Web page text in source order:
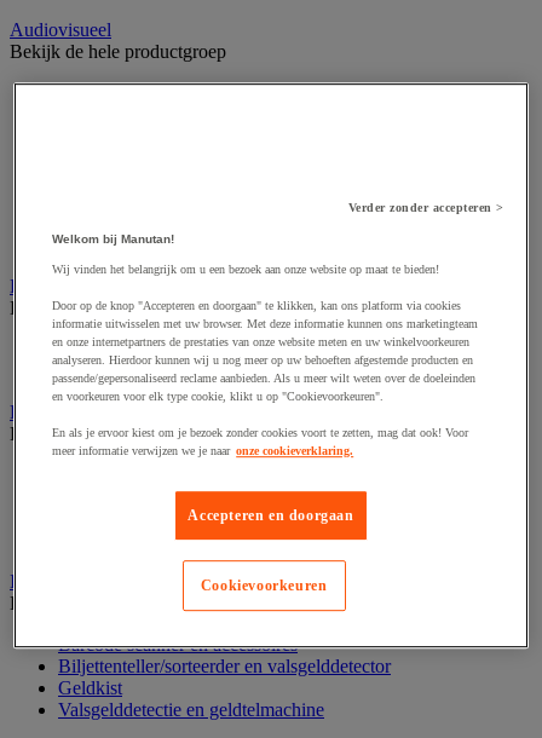
Audiovisueel
Bekijk de hele productgroep
Aansluitingen audio en video
Tv, dvd-speler en Blu-ray
Bewegwijzering en aanduidingsborden
Bekijk de hele productgroep
Deurnaambord
Pictogram
Folderrek en -houder
Bekijk de hele productgroep
Mobiel folderrek
Tafel folderstandaard
Wandfolderhouder
Inname en beheer van geld
Bekijk de hele productgroep
Barcode scanner en accessoires
Biljettenteller/sorteerder en valsgelddetector
Geldkist
Valsgelddetectie en geldtelmachine
Verder zonder accepteren >
Welkom bij Manutan!
Wij vinden het belangrijk om u een bezoek aan onze website op maat te bieden!
Door op de knop "Accepteren en doorgaan" te klikken, kan ons platform via cookies
informatie uitwisselen met uw browser. Met deze informatie kunnen ons marketingteam
en onze internetpartners de prestaties van onze website meten en uw winkelvoorkeuren
analyseren. Hierdoor kunnen wij u nog meer op uw behoeften afgestemde producten en
passende/gepersonaliseerd reclame aanbieden. Als u meer wilt weten over de doeleinden
en voorkeuren voor elk type cookie, klikt u op "Cookievoorkeuren".
En als je ervoor kiest om je bezoek zonder cookies voort te zetten, mag dat ook! Voor
meer informatie verwijzen we je naar onze cookieverklaring.
Accepteren en doorgaan
Cookievoorkeuren